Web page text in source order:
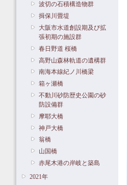
波切の石積構造物群
揖保川畳堤
大阪市水道創設期及び拡
張初期の施設群
春日野道 桜橋
高野山森林軌道の遺構群
南海本線紀ノ川橋梁
箱ヶ瀬橋
不動川砂防歴史公園の砂
防設備群
摩耶大橋
神戸大橋
翁橋
山国橋
赤尾木港の岸岐と築島
2021年